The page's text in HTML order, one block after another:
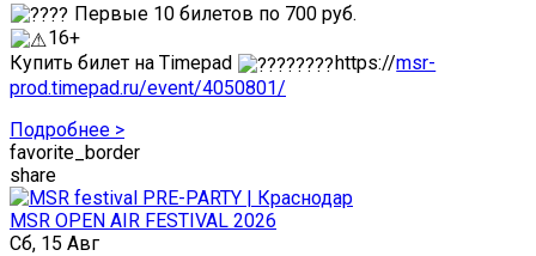
Первые 10 билетов по 700 руб.
16+
Купить билет на Timepad
https://msr-
prod.timepad.ru/event/4050801/
Подробнее >
favorite_border
share
MSR OPEN AIR FESTIVAL 2026
Сб, 15 Авг